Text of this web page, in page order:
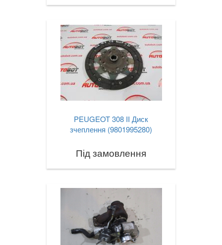
PEUGEOT 308 II Диск
зчеплення (9801995280)
Під замовлення